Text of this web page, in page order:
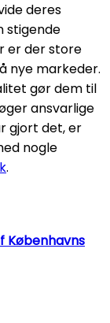
deres
stigende
er der store
nye markeder.
gør dem til
ansvarlige
gjort det, er
nogle
.
Københavns